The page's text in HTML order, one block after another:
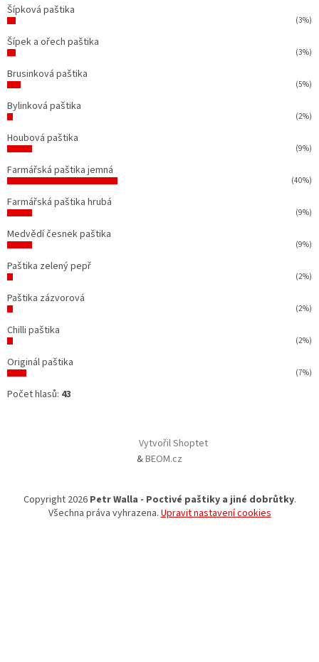
Šípková paštika
(3%)
Šípek a ořech paštika
(3%)
Brusinková paštika
(5%)
Bylinková paštika
(2%)
Houbová paštika
(9%)
Farmářská paštika jemná
(40%)
Farmářská paštika hrubá
(9%)
Medvědí česnek paštika
(9%)
Paštika zelený pepř
(2%)
Paštika zázvorová
(2%)
Chilli paštika
(2%)
Originál paštika
(7%)
Počet hlasů: 43
Vytvořil Shoptet
&BEOM.cz
Copyright 2026 Petr Walla - Poctivé paštiky a jiné dobrůtky.
Všechna práva vyhrazena. Upravit nastavení cookies